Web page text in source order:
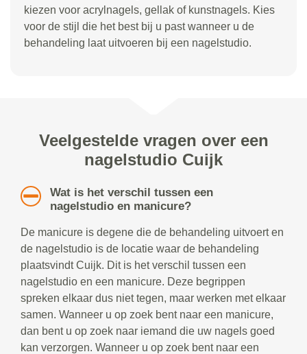
kiezen voor acrylnagels, gellak of kunstnagels. Kies
voor de stijl die het best bij u past wanneer u de
behandeling laat uitvoeren bij een nagelstudio.
Veelgestelde vragen over een
nagelstudio Cuijk
Wat is het verschil tussen een
nagelstudio en manicure?
De manicure is degene die de behandeling uitvoert en
de nagelstudio is de locatie waar de behandeling
plaatsvindt Cuijk. Dit is het verschil tussen een
nagelstudio en een manicure. Deze begrippen
spreken elkaar dus niet tegen, maar werken met elkaar
samen. Wanneer u op zoek bent naar een manicure,
dan bent u op zoek naar iemand die uw nagels goed
kan verzorgen. Wanneer u op zoek bent naar een